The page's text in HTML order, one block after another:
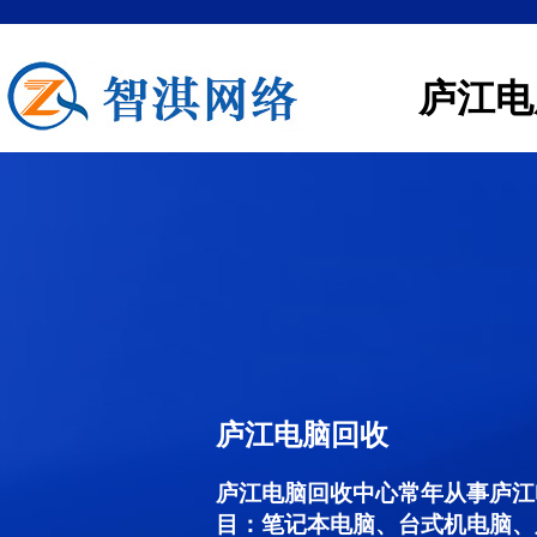
庐江
庐江电脑回收
庐江电脑回收中心常年从事庐
目：笔记本电脑、台式机电脑